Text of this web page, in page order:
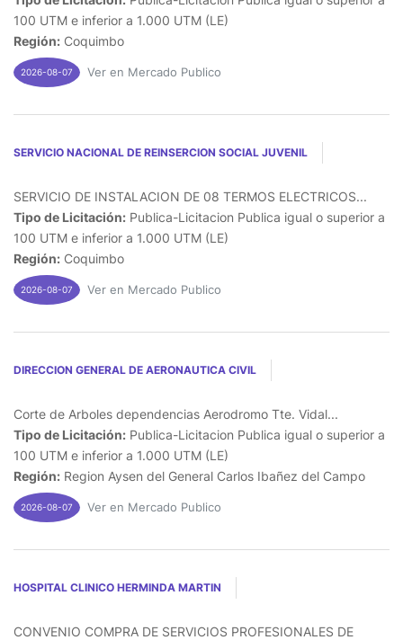
100 UTM e inferior a 1.000 UTM (LE)
Región: Coquimbo
2026-08-07 Ver en Mercado Publico
SERVICIO NACIONAL DE REINSERCION SOCIAL JUVENIL
SERVICIO DE INSTALACION DE 08 TERMOS ELECTRICOS...
Tipo de Licitación: Publica-Licitacion Publica igual o superior a
100 UTM e inferior a 1.000 UTM (LE)
Región: Coquimbo
2026-08-07 Ver en Mercado Publico
DIRECCION GENERAL DE AERONAUTICA CIVIL
Corte de Arboles dependencias Aerodromo Tte. Vidal...
Tipo de Licitación: Publica-Licitacion Publica igual o superior a
100 UTM e inferior a 1.000 UTM (LE)
Región: Region Aysen del General Carlos Ibañez del Campo
2026-08-07 Ver en Mercado Publico
HOSPITAL CLINICO HERMINDA MARTIN
CONVENIO COMPRA DE SERVICIOS PROFESIONALES DE